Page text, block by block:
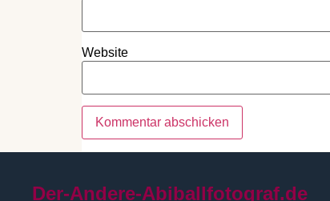
Website
Der-Andere-Abiballfotograf.de